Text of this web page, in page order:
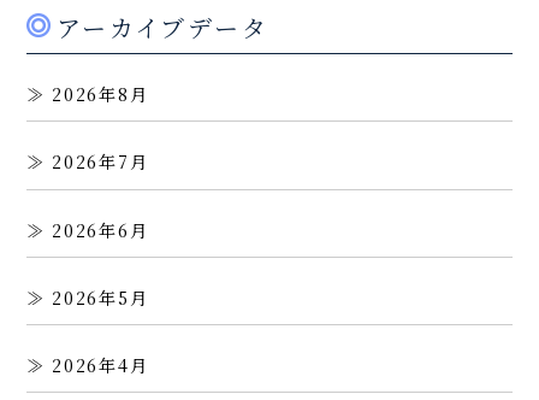
アーカイブデータ
2026年8月
2026年7月
2026年6月
2026年5月
2026年4月